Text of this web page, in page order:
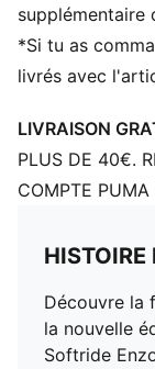
Zones de
Détails brandés
supplémentaire
*Si tu as
livrés avec
LIVRAISON
PLUS DE 40€.
COMPTE
HISTOIRE
Découvre la
la nouvelle
Softride